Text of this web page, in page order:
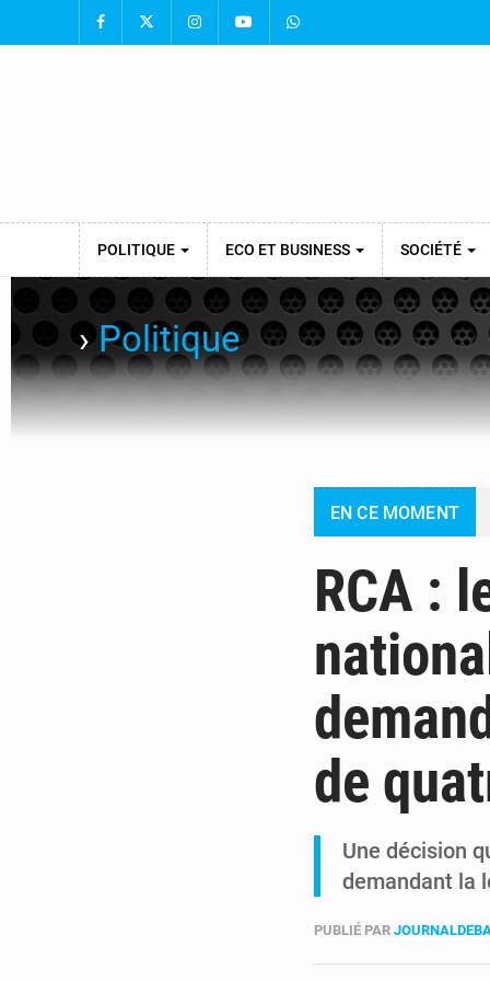
POLITIQUE ECO ET BUSINESS SOCIÉTÉ
›Politique
EN CE MOMENT
RCA :
de
Une décision
demandant la
PUBLIÉ PAR